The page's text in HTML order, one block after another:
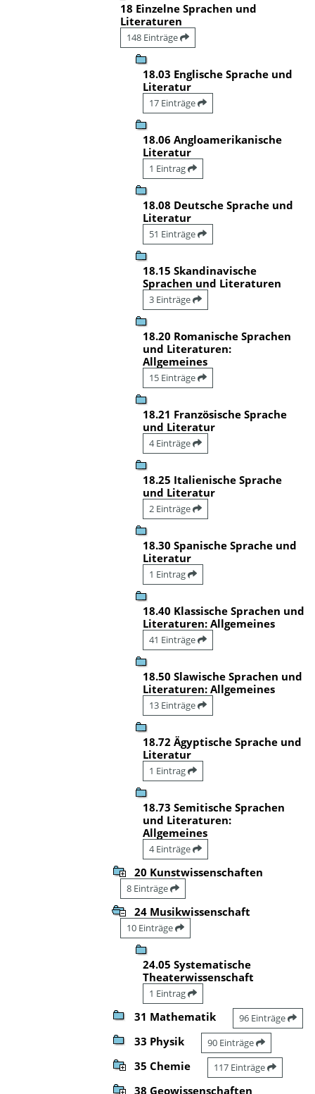
18 Einzelne Sprachen und
Literaturen
148 Einträge
18.03 Englische Sprache und
Literatur
17 Einträge
18.06 Angloamerikanische
Literatur
1 Eintrag
18.08 Deutsche Sprache und
Literatur
51 Einträge
18.15 Skandinavische
Sprachen und Literaturen
3 Einträge
18.20 Romanische Sprachen
und Literaturen:
Allgemeines
15 Einträge
18.21 Französische Sprache
und Literatur
4 Einträge
18.25 Italienische Sprache
und Literatur
2 Einträge
18.30 Spanische Sprache und
Literatur
1 Eintrag
18.40 Klassische Sprachen und
Literaturen: Allgemeines
41 Einträge
18.50 Slawische Sprachen und
Literaturen: Allgemeines
13 Einträge
18.72 Ägyptische Sprache und
Literatur
1 Eintrag
18.73 Semitische Sprachen
und Literaturen:
Allgemeines
4 Einträge
20 Kunstwissenschaften
8 Einträge
24 Musikwissenschaft
10 Einträge
24.05 Systematische
Theaterwissenschaft
1 Eintrag
31 Mathematik 96 Einträge
33 Physik 90 Einträge
35 Chemie 117 Einträge
38 Geowissenschaften